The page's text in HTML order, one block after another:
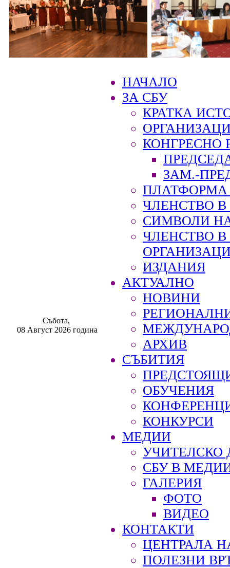
Събота,
08 Август 2026 година
НАЧАЛО
ЗА СБУ
КРАТКА
КОНГРЕСНО
ЗАМ.-
ПЛАТФОРМА
ЧЛЕНСТВО В
СИМВОЛИ
ЧЛЕНСТВО
ИЗДАНИЯ
АКТУАЛНО
НОВИНИ
АРХИВ
СЪБИТИЯ
ОБУЧЕНИЯ
КОНКУРСИ
МЕДИИ
УЧИТЕЛСКО
СБУ В
ГАЛЕРИЯ
ФОТО
ВИДЕО
КОНТАКТИ
ЦЕНТРАЛА
ПОЛЕЗНИ